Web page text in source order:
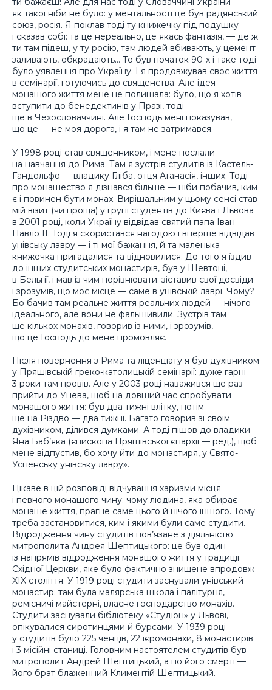
як такої ніби не було: у ментальності це був радянський
союз, росія. Я поклав тоді ту книжечку під подушку
і сказав собі: та це нереально, це якась фантазія, — де ж
ти там підеш, у ту росію, там людей вбивають, у цемент
заливають, обкрадають… То був початок 90-х і таке тоді
було уявлення про Україну. І я продовжував своє життя
в семінарії, готуючись до священства. Але ідея
монашого життя мене не полишала: було, що я хотів
вступити до бенедектинів у Празі, тоді
ще в Чехословаччині. Але Господь мені показував,
що це — не моя дорога, і я там не затримався.
У 1998 році став священником, і мене послали
на навчання до Рима. Там я зустрів студитів із Кастель-
Гандольфо — владику Гліба, отця Атанасія, інших. Тоді
про монашество я дізнався більше — ніби побачив, ким
є і повинен бути монах. Вирішальним у цьому сенсі став
мій візит (чи проща) у групі студентів до Києва і Львова
в 2001 році, коли Україну відвідав святий папа Іван
Павло ІІ. Тоді я скористався нагодою і вперше відвідав
унівську лавру — і ті мої бажання, й та маленька
книжечка пригадалися та відновилися. До того я їздив
до інших студитських монастирів, був у Шевтоні,
в Бельгії, і мав із чим порівнювати: зіставив свої досвіди
і зрозумів, що моє місце — саме в унівській лаврі. Чому?
Бо бачив там реальне життя реальних людей — нічого
ідеального, але вони не фальшивили. Зустрів там
ще кількох монахів, говорив із ними, і зрозумів,
що це Господь до мене промовляє.
Після повернення з Рима та ліценціату я був духівником
у Пряшівській греко-католицькій семінарії: дуже гарні
3 роки там провів. Але у 2003 році наважився ще раз
прийти до Унева, щоб на довший час спробувати
монашого життя: був два тижні влітку, потім
ще на Різдво — два тижні. Багато говорив зі своїм
духівником, ділився думками. А тоді пішов до владики
Яна Баб’яка (єпископа Пряшівської єпархії — ред.), щоб
мене відпустив, бо хочу йти до монастиря, у Свято-
Успенську унівську лавру».
Цікаве в цій розповіді відчування харизми місця
і певного монашого чину: чому людина, яка обирає
монаше життя, прагне саме цього й нічого іншого. Тому
треба застановитися, ким і якими були саме студити.
Відродження чину студитів пов’язане з діяльністю
митрополита Андрея Шептицького: це був один
із напрямів відродження монашого життя у традиції
Східної Церкви, яке було фактично знищене впродовж
XIX століття. У 1919 році студити заснували унівський
монастир: там була малярська школа і палітурня,
ремісничі майстерні, власне господарство монахів.
Студити заснували бібліотеку «Студіон» у Львові,
опікувалися сиротинцями й бурсами. У 1939 році
у студитів було 225 ченців, 22 ієромонахи, 8 монастирів
і 3 місійні станиці. Головним настоятелем студитів був
митрополит Андрей Шептицький, а по його смерті —
його брат блаженний Климентій Шептицький.